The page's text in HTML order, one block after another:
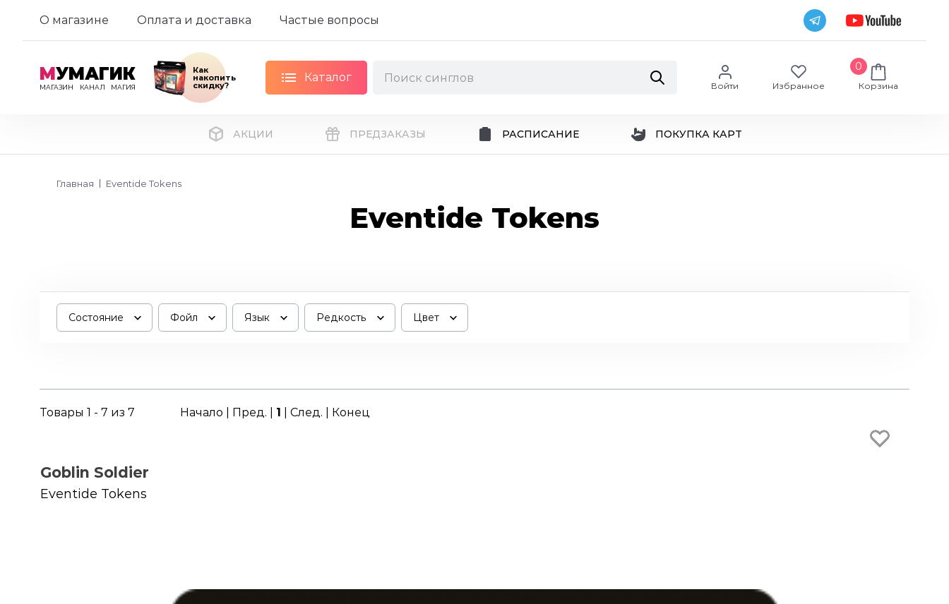
О магазине Оплата и доставка Частые вопросы
МУМАГИК
МАГАЗИН КАНАЛ МАГИЯ
Как
накопить
скидку?
Каталог
Войти Избранное
0
Корзина
АКЦИИ ПРЕДЗАКАЗЫ РАСПИСАНИЕ ПОКУПКА КАРТ
Главная Eventide Tokens
Eventide Tokens
Состояние Фойл Язык Редкость Цвет
Товары 1 - 7 из 7 Начало | Пред. | 1 | След. | Конец
Goblin Soldier
Eventide Tokens